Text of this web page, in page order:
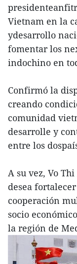
Vietnam en la
ydesarrollo
fomentar los
indochino en
Confirmó la
creando
comunidad
desarrolle y
entre los
A su vez, Vo
desea
cooperación
socio
la región de